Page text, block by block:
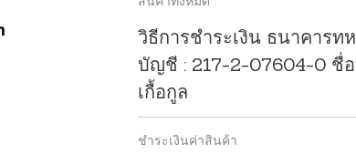
วิธีการชำระเงิน ธนาคารท
บัญชี : 217-2-07604-0 ชื่
เกื้อกูล
ชำระเงินค่าสินค้า